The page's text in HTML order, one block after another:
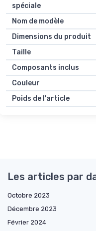
spéciale
Nom de modèle
Dimensions du produit
Taille
Composants inclus
Couleur
Poids de l'article
Les articles par
Octobre 2023
Décembre 2023
Février 2024